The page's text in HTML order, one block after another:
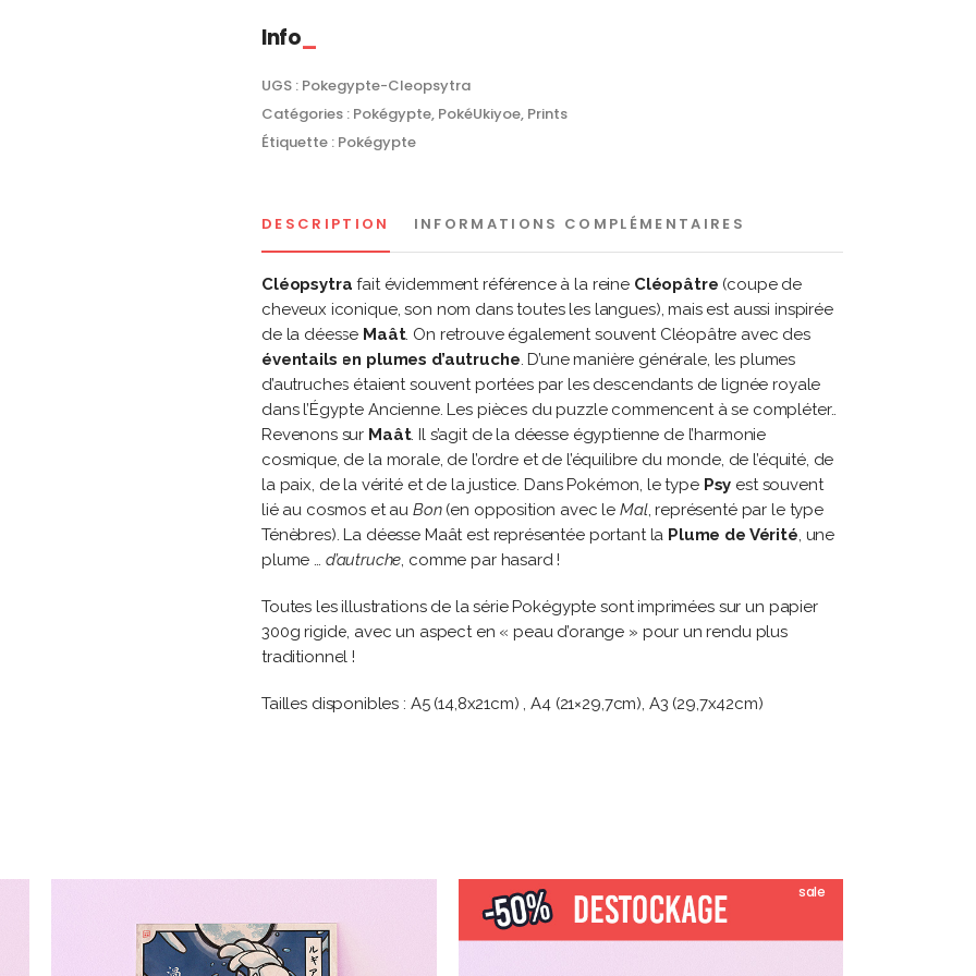
Info
UGS : Pokegypte-Cleopsytra
Catégories : Pokégypte, PokéUkiyoe, Prints
Étiquette : Pokégypte
DESCRIPTION INFORMATIONS COMPLÉMENTAIRES
Cléopsytra fait évidemment référence à la reine Cléopâtre (coupe de
cheveux iconique, son nom dans toutes les langues), mais est aussi inspirée
de la déesse Maât. On retrouve également souvent Cléopâtre avec des
éventails en plumes d’autruche. D’une manière générale, les plumes
d’autruches étaient souvent portées par les descendants de lignée royale
dans l’Égypte Ancienne. Les pièces du puzzle commencent à se compléter..
Revenons sur Maât. Il s’agit de la déesse égyptienne de l’harmonie
cosmique, de la morale, de l’ordre et de l’équilibre du monde, de l’équité, de
la paix, de la vérité et de la justice. Dans Pokémon, le type Psy est souvent
lié au cosmos et au Bon(en opposition avec le Mal, représenté par le type
Ténèbres). La déesse Maât est représentée portant la Plume de Vérité, une
plume … d’autruche, comme par hasard !
Toutes les illustrations de la série Pokégypte sont imprimées sur un papier
300g rigide, avec un aspect en « peau d’orange » pour un rendu plus
traditionnel !
Tailles disponibles : A5 (14,8x21cm) , A4 (21×29,7cm), A3 (29,7x42cm)
sale